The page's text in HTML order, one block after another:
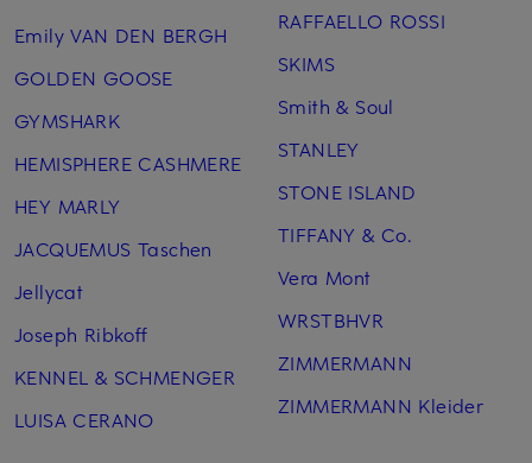
Emily VAN DEN BERGH
GOLDEN GOOSE
GYMSHARK
HEMISPHERE CASHMERE
HEY MARLY
JACQUEMUS Taschen
Jellycat
Joseph Ribkoff
KENNEL & SCHMENGER
LUISA CERANO
RAFFAELLO ROSSI
SKIMS
Smith & Soul
STANLEY
STONE ISLAND
TIFFANY & Co.
Vera Mont
WRSTBHVR
ZIMMERMANN
ZIMMERMANN Kleider